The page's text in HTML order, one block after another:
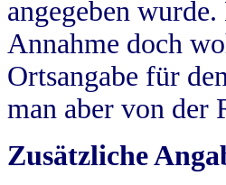
angegeben
Annahme doch
Ortsangabe für
man aber von der
Zusätzliche